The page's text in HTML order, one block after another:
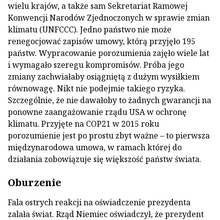
wielu krajów, a także sam Sekretariat Ramowej
Konwencji Narodów Zjednoczonych w sprawie zmian
klimatu (UNFCCC). Jedno państwo nie może
renegocjować zapisów umowy, którą przyjęło 195
państw. Wypracowanie porozumienia zajęło wiele lat
i wymagało szeregu kompromisów. Próba jego
zmiany zachwiałaby osiągniętą z dużym wysiłkiem
równowagę. Nikt nie podejmie takiego ryzyka.
Szczególnie, że nie dawałoby to żadnych gwarancji na
ponowne zaangażowanie rządu USA w ochronę
klimatu. Przyjęte na COP21 w 2015 roku
porozumienie jest po prostu zbyt ważne – to pierwsza
międzynarodowa umowa, w ramach której do
działania zobowiązuje się większość państw świata.
Oburzenie
Fala ostrych reakcji na oświadczenie prezydenta
zalała świat. Rząd Niemiec oświadczył, że prezydent